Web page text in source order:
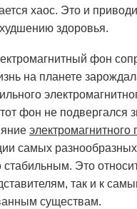
хаос. Это и
здоровья.
фон
на планете
фон не подвергался
электромагнитного
самых
Это
так и к
существам.